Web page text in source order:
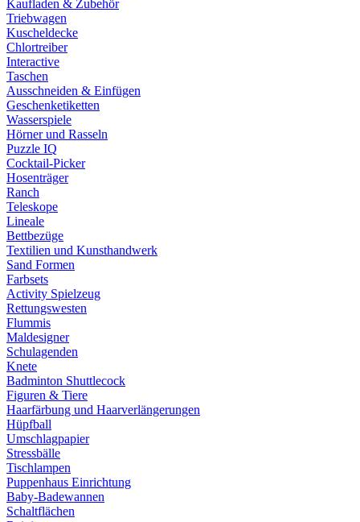
Kaufladen & Zubehör
Triebwagen
Kuscheldecke
Chlortreiber
Interactive
Taschen
Ausschneiden & Einfügen
Geschenketiketten
Wasserspiele
Hörner und Rasseln
Puzzle IQ
Cocktail-Picker
Hosenträger
Ranch
Teleskope
Lineale
Bettbezüge
Textilien und Kunsthandwerk
Sand Formen
Farbsets
Activity Spielzeug
Rettungswesten
Flummis
Maldesigner
Schulagenden
Knete
Badminton Shuttlecock
Figuren & Tiere
Haarfärbung und Haarverlängerungen
Hüpfball
Umschlagpapier
Stressbälle
Tischlampen
Puppenhaus Einrichtung
Baby-Badewannen
Schaltflächen